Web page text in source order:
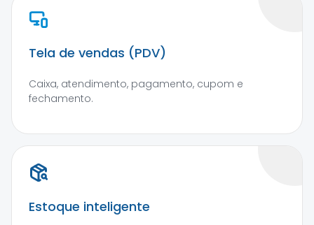
Tela de vendas (PDV)
Caixa, atendimento, pagamento, cupom e
fechamento.
Estoque inteligente